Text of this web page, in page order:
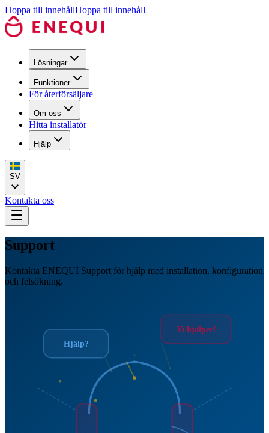
Hoppa till innehållHoppa till innehåll
Lösningar
Funktioner
För återförsäljare
Om oss
Hitta installatör
Hjälp
SV
Kontakta oss
Support
Kontakta ENEQUI Support för hjälp med installation, konfiguration
och felsökning.
Hjälp?
Vi hjälper!